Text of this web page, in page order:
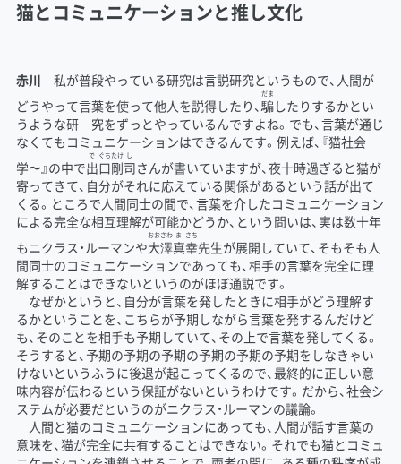
猫とコミュニケーションと推し文化
赤川 私が普段やっている研究は言説研究というもので、人間が
どうやって言葉を使って他人を説得したり、騙
だま
したりするかとい
うような研 究をずっとやっているんですよね。でも、言葉が通じ
なくてもコミュニケーションはできるんです。例えば、『猫社会
学〜』の中で出
で
口
ぐち
剛
たけ
司
し
さんが書いていますが、夜十時過ぎると猫が
寄ってきて、自分がそれに応えている関係があるという話が出て
くる。ところで人間同士の間で、言葉を介したコミュニケーション
による完全な相互理解が可能かどうか、という問いは、実は数十年
もニクラス・ルーマンや大
おお
澤
さわ
真
ま
幸
さち
先生が展開していて、そもそも人
間同士のコミュニケーションであっても、相手の言葉を完全に理
解することはできないというのがほぼ通説です。
なぜかというと、自分が言葉を発したときに相手がどう理解す
るかということを、こちらが予期しながら言葉を発するんだけど
も、そのことを相手も予期していて、その上で言葉を発してくる。
そうすると、予期の予期の予期の予期の予期の予期をしなきゃい
けないというふうに後退が起こってくるので、最終的に正しい意
味内容が伝わるという保証がないというわけです。だから、社会シ
ステムが必要だというのがニクラス・ルーマンの議論。
人間と猫のコミュニケーションにあっても、人間が話す言葉の
意味を、猫が完全に共有することはできない。それでも猫とコミュ